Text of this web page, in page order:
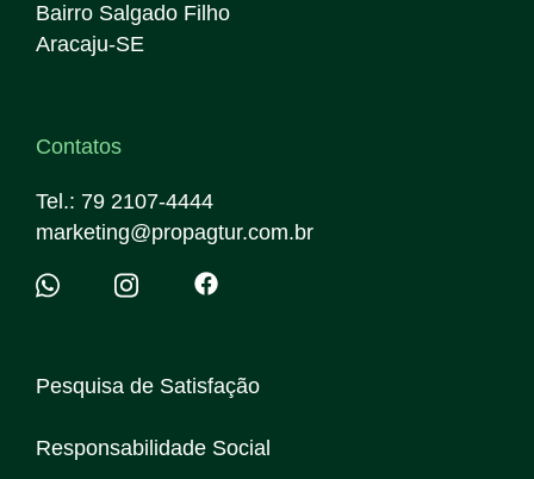
Bairro Salgado Filho
Aracaju-SE
Contatos
Tel.: 79 2107-4444
marketing@propagtur.com.br
Pesquisa de Satisfação
Responsabilidade Social